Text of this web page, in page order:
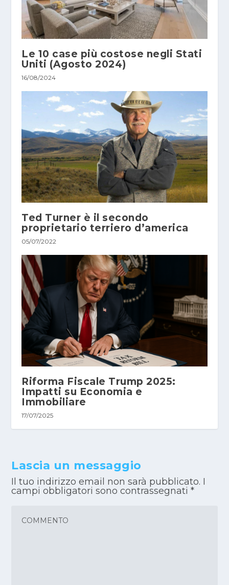
Le 10 case più costose negli Stati
Uniti (Agosto 2024)
16/08/2024
Ted Turner è il secondo
proprietario terriero d’america
05/07/2022
Riforma Fiscale Trump 2025:
Impatti su Economia e
Immobiliare
17/07/2025
Lascia un messaggio
Il tuo indirizzo email non sarà pubblicato. I
campi obbligatori sono contrassegnati*